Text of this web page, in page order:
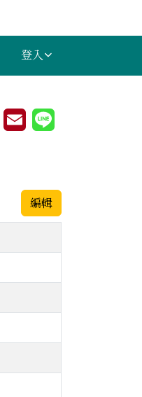
登入
編輯